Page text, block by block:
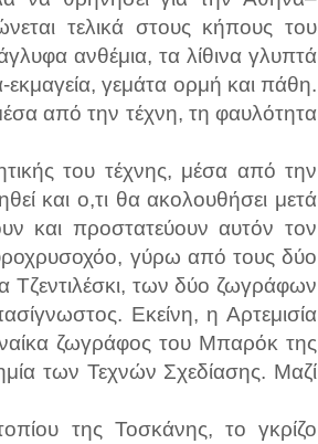
τελικά στους κήπους του
ανθέμια, τα λίθινα γλυπτά
γεμάτα ορμή και πάθη.
από την τέχνη, τη φαυλότητα
του τέχνης, μέσα από την
και ο,τι θα ακολουθήσει μετά
και προστατεύουν αυτόν τον
γύρω από τους δύο
Τζεντιλέσκι, των δύο ζωγράφων
Εκείνη, η Αρτεμισία
ζωγράφος του Μπαρόκ της
των Τεχνών Σχεδίασης. Μαζί
της Τοσκάνης, το γκρίζο